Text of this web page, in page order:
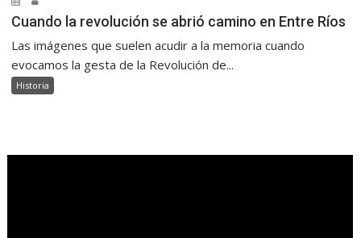
Cuando la revolución se abrió camino en Entre Ríos
Las imágenes que suelen acudir a la memoria cuando
evocamos la gesta de la Revolución de...
Historia